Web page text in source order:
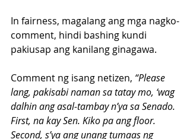
In fairness, magalang ang mga nagko-
comment, hindi bashing kundi
pakiusap ang kanilang ginagawa.
Comment ng isang netizen, “Please
lang, pakisabi naman sa tatay mo, ‘wag
dalhin ang asal-tambay n’ya sa Senado.
First, na kay Sen. Kiko pa ang floor.
Second, s’ya ang unang tumaas ng